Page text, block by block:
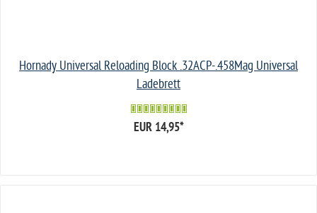
Hornady Universal Reloading Block .32ACP-.458Mag Universal
Ladebrett
EUR 14,95*